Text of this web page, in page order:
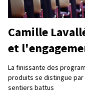
Camille
et
La finissante des
produits se distingue
sentiers battus